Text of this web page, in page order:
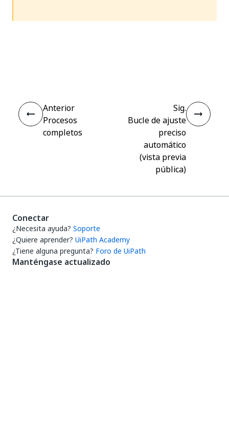
Anterior
Procesos
completos
Sig.
Bucle de ajuste
preciso
automático
(vista previa
pública)
Conectar
¿Necesita ayuda? Soporte
¿Quiere aprender? UiPath Academy
¿Tiene alguna pregunta? Foro de UiPath
Manténgase actualizado